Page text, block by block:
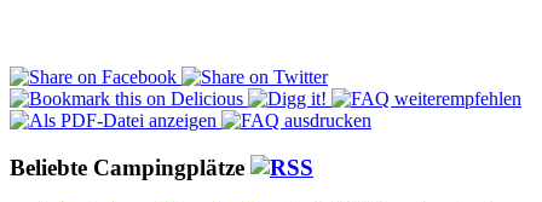
Beliebte Campingplätze